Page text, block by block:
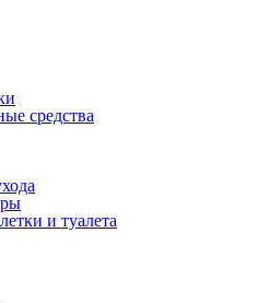
средства
и туалета